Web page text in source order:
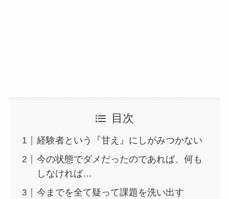
目次
経験者という『甘え』にしがみつかない
今の状態でダメだったのであれば、何も
しなければ…
今までを全て疑って課題を洗い出す